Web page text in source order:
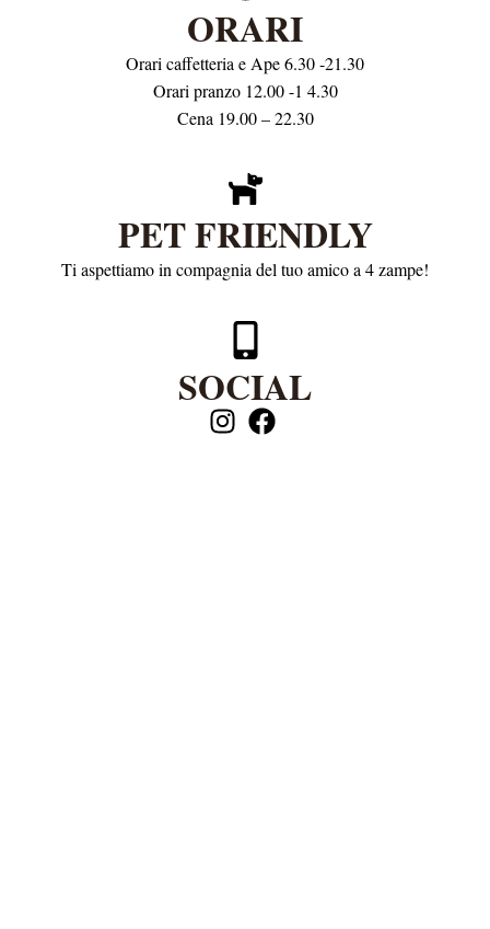
ORARI
Orari caffetteria e Ape 6.30 -21.30
Orari pranzo 12.00 -1 4.30
Cena 19.00 – 22.30
PET FRIENDLY
Ti aspettiamo in compagnia del tuo amico a 4 zampe!
SOCIAL